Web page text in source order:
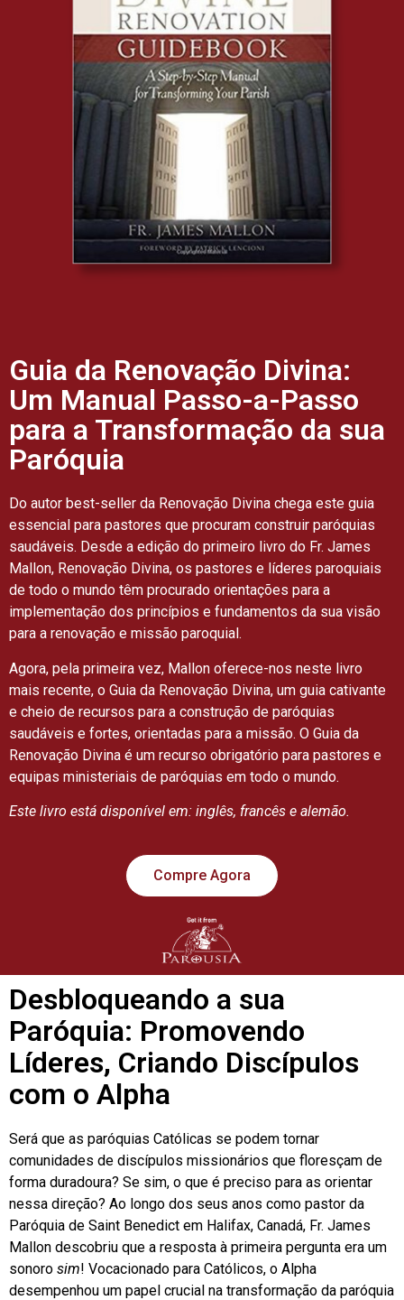
Guia da Renovação Divina:
Um Manual Passo-a-Passo
para a Transformação da sua
Paróquia
Do autor best-seller da Renovação Divina chega este guia
essencial para pastores que procuram construir paróquias
saudáveis. Desde a edição do primeiro livro do Fr. James
Mallon, Renovação Divina, os pastores e líderes paroquiais
de todo o mundo têm procurado orientações para a
implementação dos princípios e fundamentos da sua visão
para a renovação e missão paroquial.
Agora, pela primeira vez, Mallon oferece-nos neste livro
mais recente, o Guia da Renovação Divina, um guia cativante
e cheio de recursos para a construção de paróquias
saudáveis e fortes, orientadas para a missão. O Guia da
Renovação Divina é um recurso obrigatório para pastores e
equipas ministeriais de paróquias em todo o mundo.
Este livro está disponível em: inglês, francês e alemão.
Compre Agora
Desbloqueando a sua
Paróquia: Promovendo
Líderes, Criando Discípulos
com o Alpha
Será que as paróquias Católicas se podem tornar
comunidades de discípulos missionários que floresçam de
forma duradoura? Se sim, o que é preciso para as orientar
nessa direção? Ao longo dos seus anos como pastor da
Paróquia de Saint Benedict em Halifax, Canadá, Fr. James
Mallon descobriu que a resposta à primeira pergunta era um
sonoro sim! Vocacionado para Católicos, o Alpha
desempenhou um papel crucial na transformação da paróquia